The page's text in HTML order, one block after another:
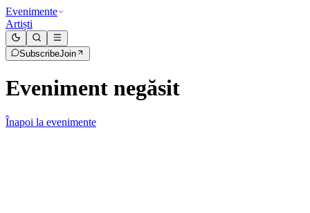
Evenimente
Artiști
SubscribeJoin
Eveniment negăsit
Înapoi la evenimente